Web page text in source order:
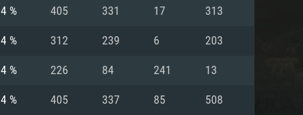
% 405 331 17 313
% 312 239 6 203
% 226 84 241 13
% 405 337 85 508